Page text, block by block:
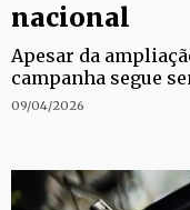
nacional
Apesar da
campanha segue
09/04/2026